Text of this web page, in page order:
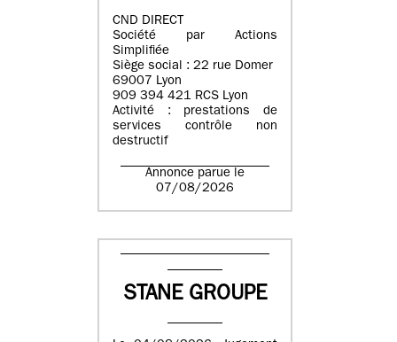
CND DIRECT
Société par Actions
Simplifiée
Siège social : 22 rue Domer
69007 Lyon
909 394 421 RCS Lyon
Activité : prestations de
services contrôle non
destructif
Annonce parue le
07/08/2026
STANE GROUPE